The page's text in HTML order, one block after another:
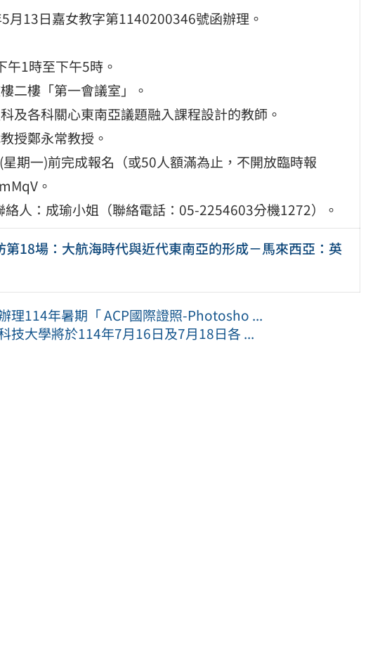
13日嘉女教字第1140200346號函辦理。
1時至下午5時。
二樓「第一會議室」。
及各科關心東南亞議題融入課程設計的教師。
授鄭永常教授。
期一)前完成報名（或50人額滿為止，不開放臨時報
。
人：成瑜小姐（聯絡電話：05-2254603分機1272）。
18場：大航海時代與近代東南亞的形成－馬來西亞：英
理114年暑期「 ACP國際證照-Photosho ...
技大學將於114年7月16日及7月18日各 ...